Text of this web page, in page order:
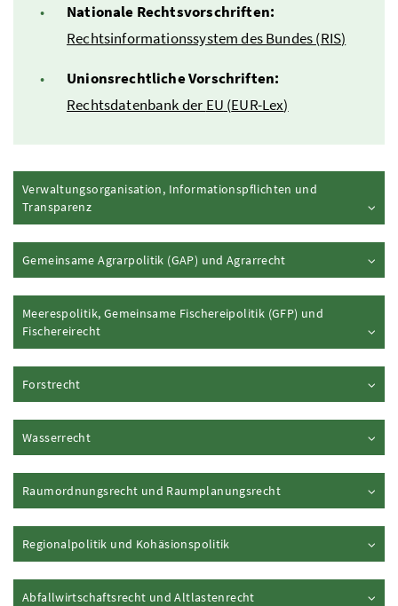
Nationale Rechtsvorschriften:
Rechtsinformationssystem des Bundes (RIS)
Unionsrechtliche Vorschriften:
Rechtsdatenbank der EU (EUR-Lex)
Verwaltungsorganisation, Informationspflichten und
TransparenzInhalt aufklappen
Gemeinsame Agrarpolitik (GAP) und AgrarrechtInhalt aufklappen
Meerespolitik, Gemeinsame Fischereipolitik (GFP) und
FischereirechtInhalt aufklappen
ForstrechtInhalt aufklappen
WasserrechtInhalt aufklappen
Raumordnungsrecht und RaumplanungsrechtInhalt aufklappen
Regionalpolitik und KohäsionspolitikInhalt aufklappen
Abfallwirtschaftsrecht und AltlastenrechtInhalt aufklappen